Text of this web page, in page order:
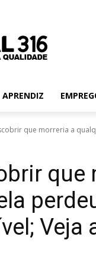
APRENDIZ
que morreria a
que
Veja